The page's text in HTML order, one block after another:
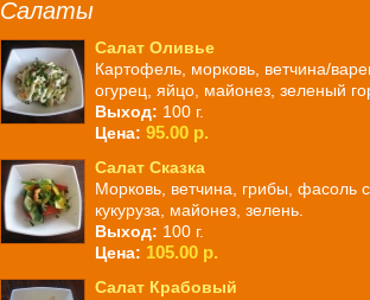
Салаты
Салат Оливье
Картофель, морковь, ветчина/
огурец, яйцо, майонез, зеленый
Выход: 100 г.
Цена: 95.00 р.
Салат Сказка
Морковь, ветчина, грибы, фасоль
кукуруза, майонез, зелень.
Выход: 100 г.
Цена: 105.00 р.
Салат Крабовый